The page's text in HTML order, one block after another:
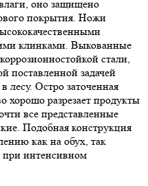
оно защищено
покрытия. Ножи
клинками. Выкованные
стали,
поставленной задачей
лесу. Остро заточенная
хорошо разрезает продукты
все представленные
Подобная конструкция
как на обух, так
при интенсивном